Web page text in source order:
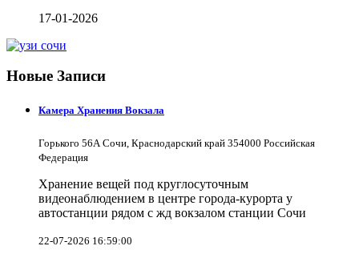
17-01-2026
Новые Записи
Камера Хранения Вокзала
Горького 56А Сочи, Краснодарский край 354000 Российская
Федерация
Хранение вещей под круглосуточным
видеонаблюдением в центре города-курорта у
автостанции рядом с жд вокзалом станции Сочи
22-07-2026 16:59:00